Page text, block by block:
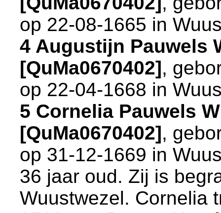
op 22-08-1665 in
4 Augustijn Pauwels
[QuMa0670402],
op 22-04-1668 in
5 Cornelia Pauwels
[QuMa0670402],
op 31-12-1669 in
36 jaar oud. Zij is
Wuustwezel. Cornelia